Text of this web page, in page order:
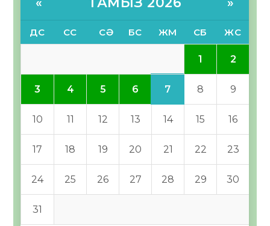
ДС СС СӘ БС ЖМ СБ ЖС
1 2
3 4 5 6 7 8 9
10 11 12 13 14 15 16
17 18 19 20 21 22 23
24 25 26 27 28 29 30
31